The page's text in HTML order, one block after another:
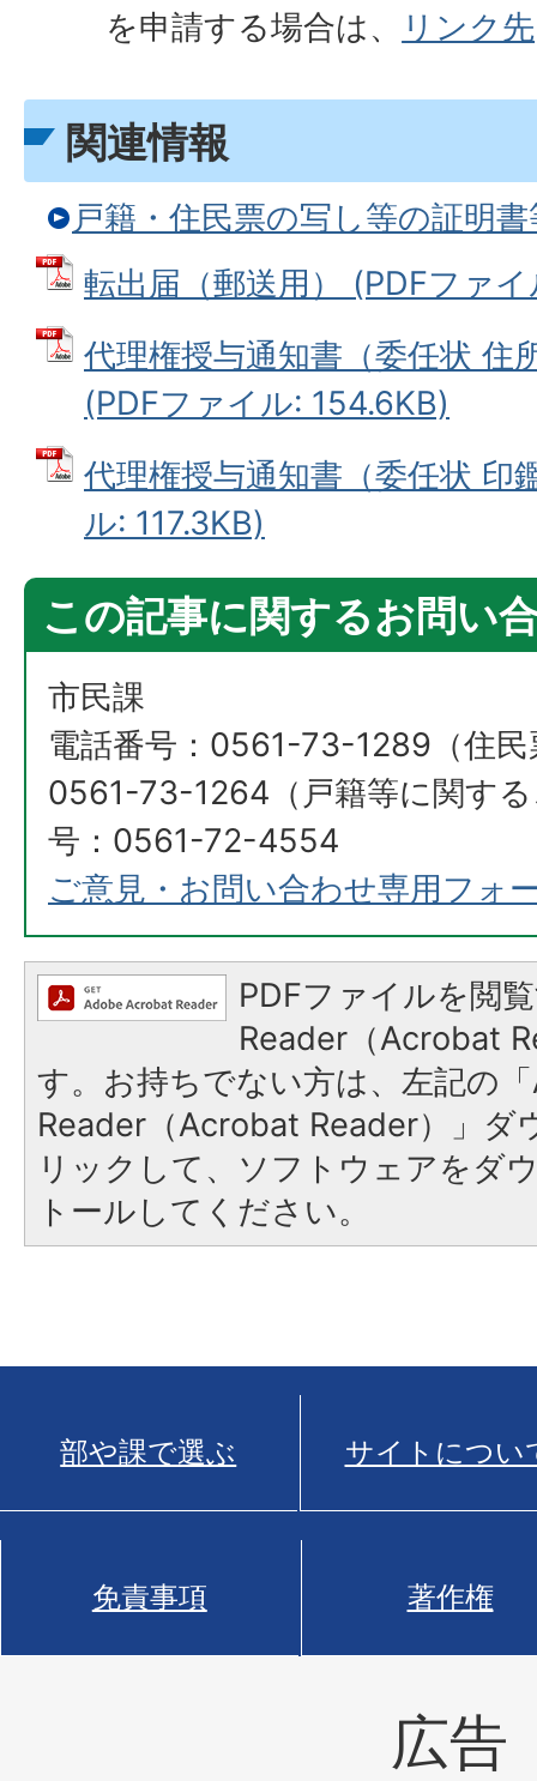
を申請する場合は、
リンク先
関連情報
戸籍・住民票の写し等の証明
転出届（郵送用） (PDFファ
代理権授与通知書（委任状 住
(PDFファイル: 154.6KB)
代理権授与通知書（委任状 印
ル: 117.3KB)
この記事に関するお問い
市民課
電話番号：0561-73-1289（住
0561-73-1264（戸籍等に関す
号：0561-72-4554
ご意見・お問い合わせ専用フォ
PDFファイルを閲
Reader（Acrobat
す。お持ちでない方は、左記の
Reader（Acrobat Reader）」ダ
リックして、ソフトウェアをダ
トールしてください。
部や課で選ぶ サイトについ
免責事項 著作権
広告